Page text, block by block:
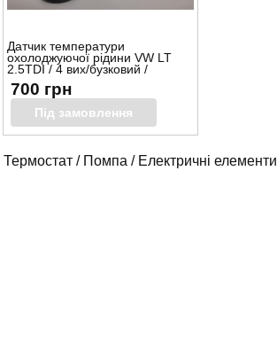
Датчик температури
охолоджуючої рідини VW LT
2.5TDI / 4 вих/бузковий /
700 грн
Під замовлення
Термостат / Помпа / Електричні елементи